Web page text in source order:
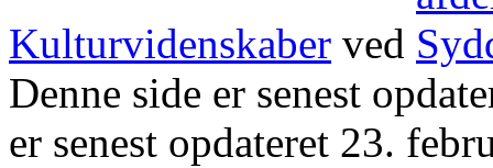
Kulturvidenskaber ved
Denne side er senest
er senest opdateret 23.